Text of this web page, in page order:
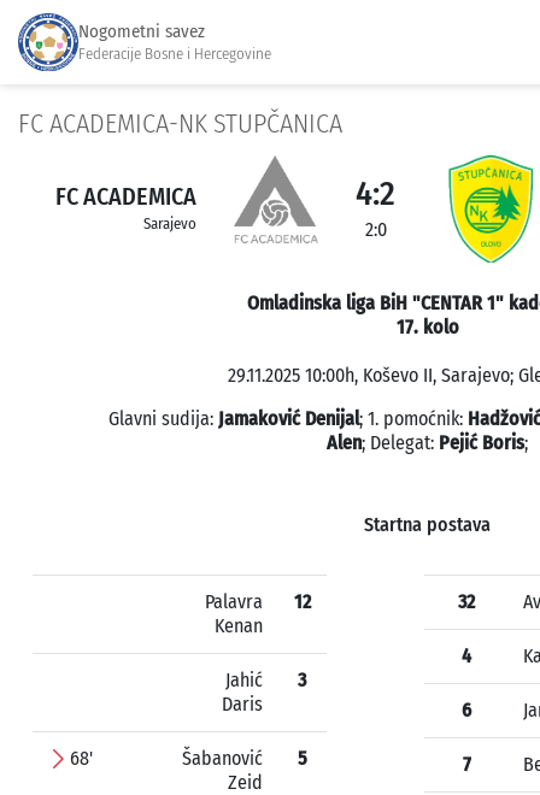
Nogometni savez
Federacije Bosne i Hercegovine
FC ACADEMICA-NK STUPČANICA
FC ACADEMICA
Sarajevo
4:2
2:0
Omladinska liga BiH "CENTAR 1"
17. kolo
29.11.2025 10:00h, Koševo II, Sarajevo;
Glavni sudija: Jamaković Denijal; 1. pomoćnik:
Alen; Delegat: Pejić Boris;
Startna postava
Palavra
Kenan
12
Jahić
Daris
3
68'
Šabanović
Zeid
5
32
4
6
7